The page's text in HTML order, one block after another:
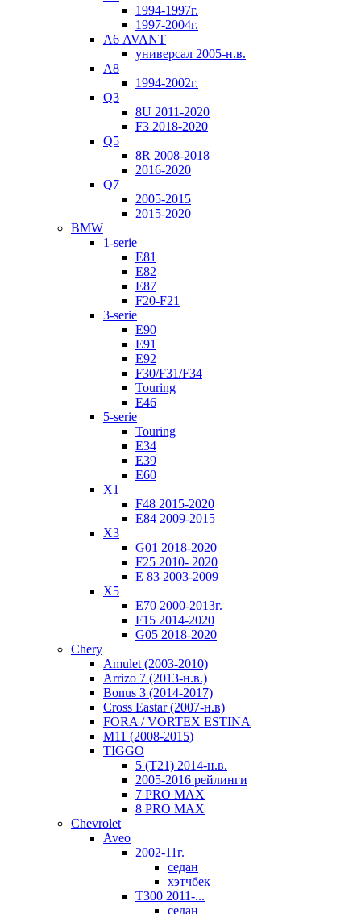
1994-1997г.
1997-2004г.
А6 AVANT
универсал 2005-н.в.
А8
1994-2002г.
Q3
8U 2011-2020
F3 2018-2020
Q5
8R 2008-2018
2016-2020
Q7
2005-2015
2015-2020
BMW
1-serie
E81
E82
E87
F20-F21
3-serie
E90
E91
E92
F30/F31/F34
Touring
E46
5-serie
Touring
E34
E39
E60
X1
F48 2015-2020
E84 2009-2015
X3
G01 2018-2020
F25 2010- 2020
Е 83 2003-2009
X5
E70 2000-2013г.
F15 2014-2020
G05 2018-2020
Chery
Amulet (2003-2010)
Arrizo 7 (2013-н.в.)
Bonus 3 (2014-2017)
Cross Eastar (2007-н.в)
FORA / VORTEX ESTINA
M11 (2008-2015)
TIGGO
5 (T21) 2014-н.в.
2005-2016 рейлинги
7 PRO MAX
8 PRO MAX
Chevrolet
Aveo
2002-11г.
седан
хэтчбек
T300 2011-...
седан